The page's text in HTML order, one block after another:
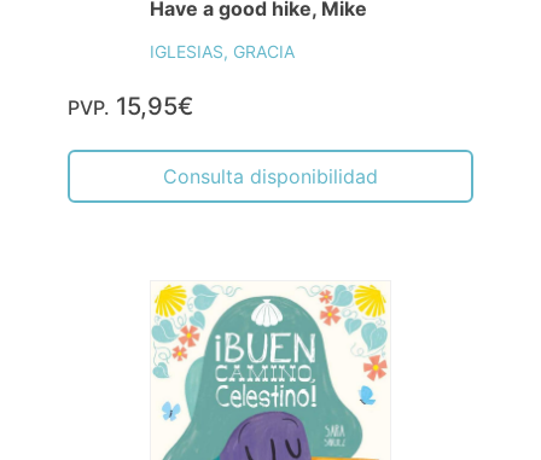
Have a good hike, Mike
IGLESIAS, GRACIA
PVP. 15,95€
Consulta disponibilidad